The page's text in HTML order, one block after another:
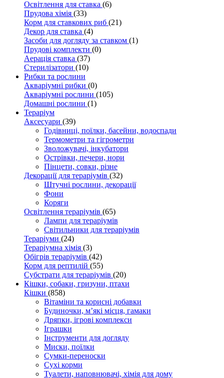
Освітлення для ставка (6)
Прудова хімія (33)
Корм для ставкових риб (21)
Декор для ставка (4)
Засоби для догляду за ставком (1)
Прудові комплекти (0)
Аерація ставка (37)
Стерилізатори (10)
Рибки та рослини
Акваріумні рибки (0)
Акваріумні рослини (105)
Домашні рослини (1)
Тераріум
Аксесуари (39)
Годівниці, поїлки, басейни, водоспади
Термометри та гігрометри
Зволожувачі, інкубатори
Острівки, печери, нори
Пінцети, совки, різне
Декорації для тераріумів (32)
Штучні рослини, декорації
Фони
Коряги
Освітлення тераріумів (65)
Лампи для тераріумів
Світильники для тераріумів
Тераріуми (24)
Тераріумна хімія (3)
Обігрів тераріумів (42)
Корм для рептилій (55)
Субстрати для тераріумів (20)
Кішки, собаки, гризуни, птахи
Кішки (858)
Вітаміни та корисні добавки
Будиночки, м’які місця, гамаки
Дряпки, ігрові комплекси
Іграшки
Інструменти для догляду
Миски, поїлки
Сумки-переноски
Сухі корми
Туалети, наповнювачі, хімія для дому